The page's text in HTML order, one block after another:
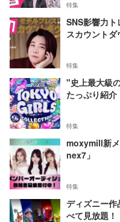
特集
SNS影響力
スカウントダ
特集
"史上最大級
たっぷり紹介
特集
moxymill新
nex7」
特集
ディズニー
べて見放題！